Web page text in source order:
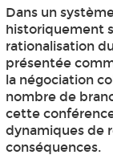
Dans un
historiquement
rationalisation
présentée
la négociation
nombre de
cette
dynamiques de
conséquences.